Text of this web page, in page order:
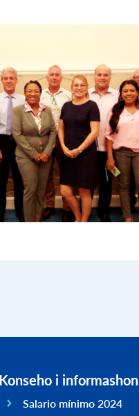
Konseho i informashon
Salario mínimo 2024